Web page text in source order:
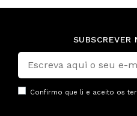
SUBSCREVER
Confirmo que li e aceito os